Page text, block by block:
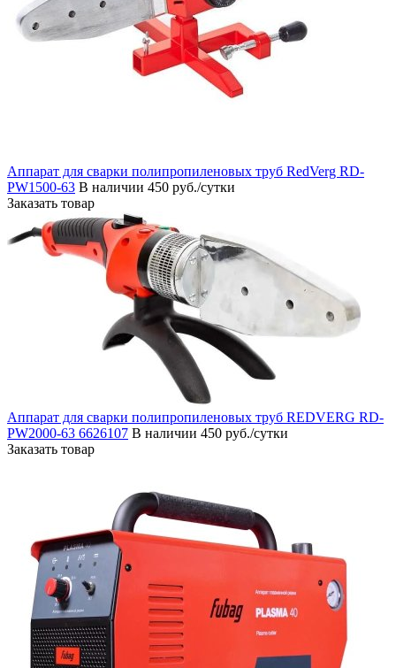
Аппарат для сварки полипропиленовых труб RedVerg RD-
PW1500-63 В наличии 450 руб./сутки
Заказать товар
Аппарат для сварки полипропиленовых труб REDVERG RD-
PW2000-63 6626107 В наличии 450 руб./сутки
Заказать товар